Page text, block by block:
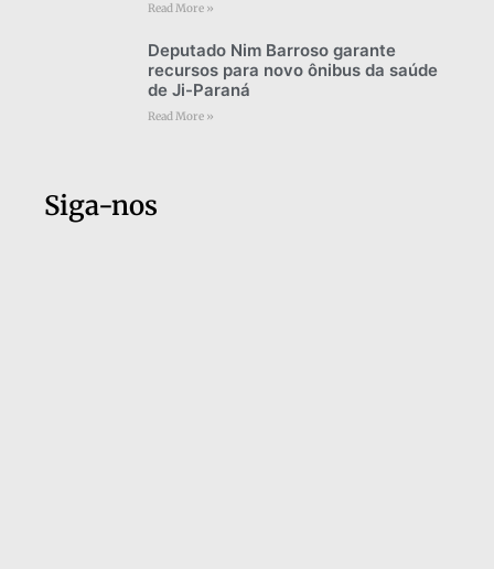
Read More »
Deputado Nim Barroso garante
recursos para novo ônibus da saúde
de Ji-Paraná
Read More »
Siga-nos